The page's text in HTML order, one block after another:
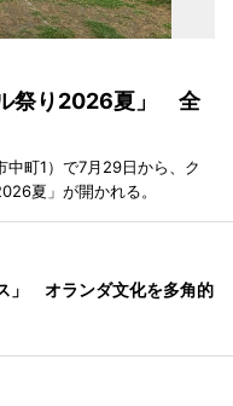
祭り2026夏」 全
町1）で7月29日から、ク
夏」が開かれる。
」 オランダ文化を多角的